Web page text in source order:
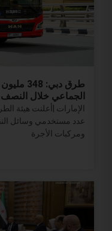
طرق
الجماعي خلال النصف
الإمارات |أعلنت هيئة
عدد مستخدمي وسائل
ومركبات الأجرة